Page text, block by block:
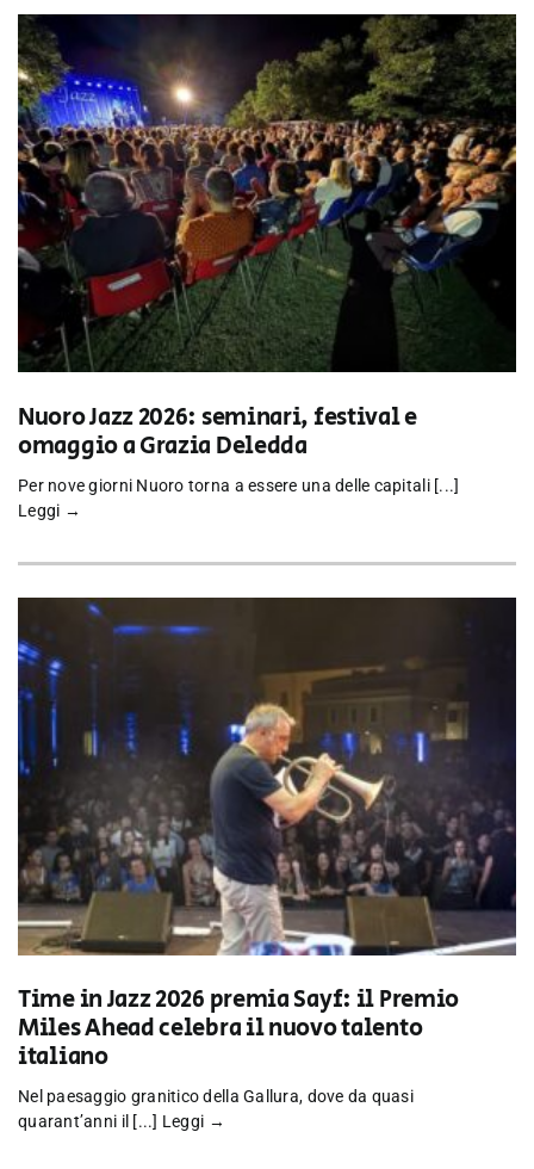
Nuoro Jazz 2026: seminari, festival e
omaggio a Grazia Deledda
Per nove giorni Nuoro torna a essere una delle capitali [...]
Leggi →
Time in Jazz 2026 premia Sayf: il Premio
Miles Ahead celebra il nuovo talento
italiano
Nel paesaggio granitico della Gallura, dove da quasi
quarant’anni il [...] Leggi →